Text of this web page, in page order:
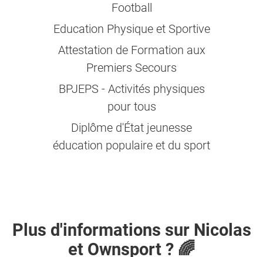
Football
Education Physique et Sportive
Attestation de Formation aux
Premiers Secours
BPJEPS - Activités physiques
pour tous
Diplôme d'État jeunesse
éducation populaire et du sport
Plus d'informations sur Nicolas
et Ownsport ? 🌈